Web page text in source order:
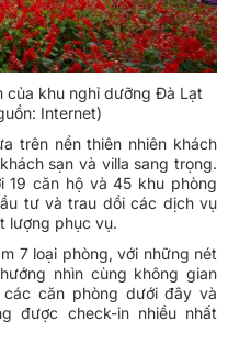
của khu nghỉ dưỡng Đà Lạt
Internet)
trên nền thiên nhiên khách
sạn và villa sang trọng.
19 căn hộ và 45 khu phòng
tư và trau dồi các dịch vụ
lượng phục vụ.
7 loại phòng, với những nét
nhìn cùng không gian
căn phòng dưới đây và
được check-in nhiều nhất